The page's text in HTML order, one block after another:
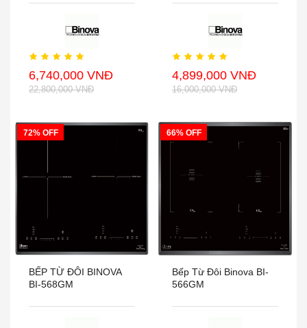
6,740,000 VNĐ
22,800,000 VNĐ
4,899,000 VNĐ
16,000,000 VNĐ
72% OFF
BẾP TỪ ĐÔI BINOVA
BI-568GM
66% OFF
Bếp Từ Đôi Binova BI-
566GM